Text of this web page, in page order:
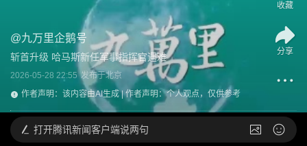
@九万里企鹅号
斩首升级 哈马斯新任军事指挥官遇难
2026-05-28 22:55 发布于北京
作者声明：该内容由AI生成 | 作者声明：个人观点，仅供参考
收藏
分享
打开腾讯新闻客户端说两句